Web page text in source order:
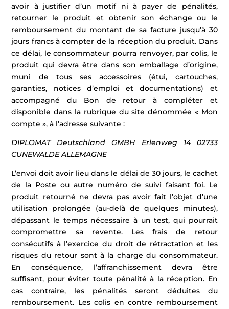
avoir à justifier d’un motif ni à payer de pénalités,
retourner le produit et obtenir son échange ou le
remboursement du montant de sa facture jusqu’à 30
jours francs à compter de la réception du produit. Dans
ce délai, le consommateur pourra renvoyer, par colis, le
produit qui devra être dans son emballage d’origine,
muni de tous ses accessoires (étui, cartouches,
garanties, notices d’emploi et documentations) et
accompagné du Bon de retour à compléter et
disponible dans la rubrique du site dénommée « Mon
compte », à l’adresse suivante :
DIPLOMAT Deutschland GMBH Erlenweg 14
02733
CUNEWALDE ALLEMAGNE
L’envoi doit avoir lieu dans le délai de 30 jours, le cachet
de la Poste ou autre numéro de suivi faisant foi. Le
produit retourné ne devra pas avoir fait l’objet d’une
utilisation prolongée (au-delà de quelques minutes),
dépassant le temps nécessaire à un test, qui pourrait
compromettre sa revente. Les frais de retour
consécutifs à l’exercice du droit de rétractation et les
risques du retour sont à la charge du consommateur.
En conséquence, l’affranchissement devra être
suffisant, pour éviter toute pénalité à la réception. En
cas contraire, les pénalités seront déduites du
remboursement. Les colis en contre remboursement